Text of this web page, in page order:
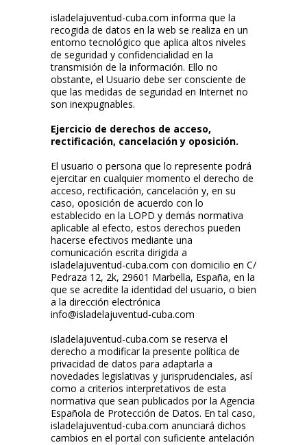
isladelajuventud-cuba.com informa que la
recogida de datos en la web se realiza en un
entorno tecnológico que aplica altos niveles
de seguridad y confidencialidad en la
transmisión de la información. Ello no
obstante, el Usuario debe ser consciente de
que las medidas de seguridad en Internet no
son inexpugnables.
Ejercicio de derechos de acceso,
rectificación, cancelación y oposición.
El usuario o persona que lo represente podrá
ejercitar en cualquier momento el derecho de
acceso, rectificación, cancelación y, en su
caso, oposición de acuerdo con lo
establecido en la LOPD y demás normativa
aplicable al efecto, estos derechos pueden
hacerse efectivos mediante una
comunicación escrita dirigida a
isladelajuventud-cuba.com con domicilio en C/
Pedraza 12, 2k, 29601 Marbella, España, en la
que se acredite la identidad del usuario, o bien
a la dirección electrónica
info@isladelajuventud-cuba.com
isladelajuventud-cuba.com se reserva el
derecho a modificar la presente política de
privacidad de datos para adaptarla a
novedades legislativas y jurisprudenciales, así
como a criterios interpretativos de esta
normativa que sean publicados por la Agencia
Española de Protección de Datos. En tal caso,
isladelajuventud-cuba.com anunciará dichos
cambios en el portal con suficiente antelación